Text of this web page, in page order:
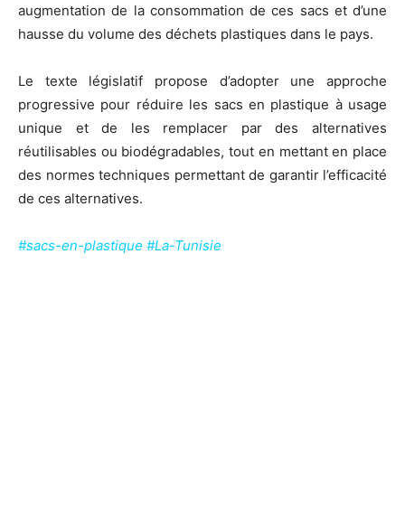
augmentation de la consommation de ces sacs et d’une
hausse du volume des déchets plastiques dans le pays.
Le texte législatif propose d’adopter une approche
progressive pour réduire les sacs en plastique à usage
unique et de les remplacer par des alternatives
réutilisables ou biodégradables, tout en mettant en place
des normes techniques permettant de garantir l’efficacité
de ces alternatives.
#sacs-en-plastique #La-Tunisie